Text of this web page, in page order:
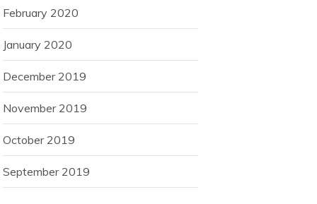
February 2020
January 2020
December 2019
November 2019
October 2019
September 2019